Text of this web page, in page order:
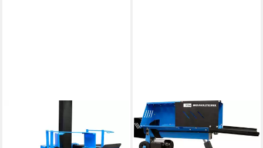
Elektroholzspalter GHS
500/6TE, Spaltgutlänge bis
GÜDE
Elektroholzspalter GHS
370/4TE, Spaltgutlänge bis